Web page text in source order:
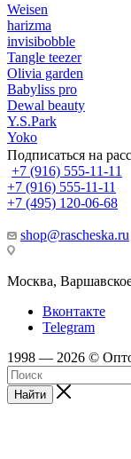
Weisen
harizma
invisibobble
Tangle teezer
Olivia garden
Babyliss pro
Dewal beauty
Y.S.Park
Yoko
Подписаться на
+7 (916) 555-11-11
+7 (916) 555-11-11
+7 (495) 120-06-68
shop@rascheska.ru
Москва,
Вконтакте
Telegram
1998 — 2026 ©
Найти